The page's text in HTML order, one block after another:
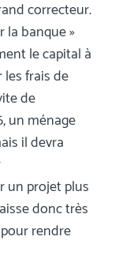
correcteur.
la banque »
le capital à
frais de
de
un ménage
il devra
un projet plus
donc très
rendre